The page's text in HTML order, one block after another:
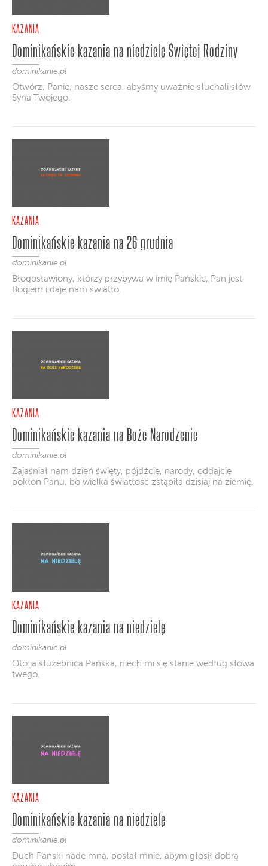
KAZANIA
Dominikańskie kazania na niedzielę Świętej Rodziny
dominikanie.pl
Otwórz, Panie, nasze serca, abyśmy uważnie słuchali słów
Syna Twojego.
KAZANIA
Dominikańskie kazania na 26 grudnia
dominikanie.pl
Błogosławiony, którzy przybywa w imię Pańskie, Pan jest
Bogiem i daje nam światło.
KAZANIA
Dominikańskie kazania na Boże Narodzenie
dominikanie.pl
Zajaśniał nam dzień święty, pójdźcie, narody, oddajcie
pokłon Panu, bo wielka światłość zstąpiła dzisiaj na ziemię.
KAZANIA
Dominikańskie kazania na niedzielę
dominikanie.pl
Oto ja służebnica Pańska, niech mi się stanie według słowa
twego.
KAZANIA
Dominikańskie kazania na niedzielę
dominikanie.pl
Duch Pański nade mną, posłał mnie, abym głosił dobrą